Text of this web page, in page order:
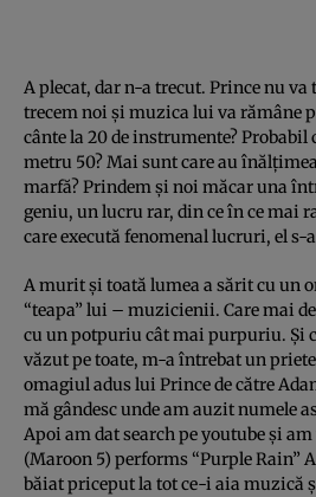
A plecat, dar n-a trecut. Prince nu va
trecem noi şi muzica lui va rămâne
cânte la 20 de instrumente? Probabil
metru 50? Mai sunt care au
marfă? Prindem şi noi măcar una
geniu, un lucru rar, din ce în ce mai
care execută fenomenal lucruri, el s-
A murit şi toată lumea a sărit cu un
“teapa” lui – muzicienii. Care mai
cu un potpuriu cât mai purpuriu. Şi
văzut pe toate, m-a întrebat un
omagiul adus lui Prince de către
mă gândesc unde am auzit numele
Apoi am dat search pe youtube şi
(Maroon 5) performs “Purple Rain”
băiat priceput la tot ce-i aia muzică